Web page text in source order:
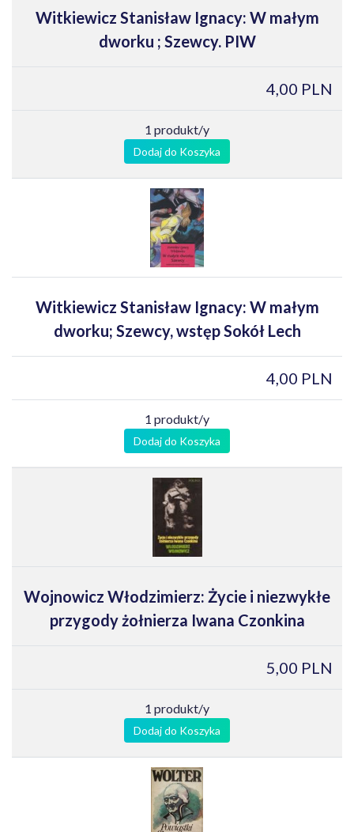
Witkiewicz Stanisław Ignacy: W małym
dworku ; Szewcy. PIW
4,00 PLN
1 produkt/y
Dodaj do Koszyka
Witkiewicz Stanisław Ignacy: W małym
dworku; Szewcy, wstęp Sokół Lech
4,00 PLN
1 produkt/y
Dodaj do Koszyka
Wojnowicz Włodzimierz: Życie i niezwykłe
przygody żołnierza Iwana Czonkina
5,00 PLN
1 produkt/y
Dodaj do Koszyka